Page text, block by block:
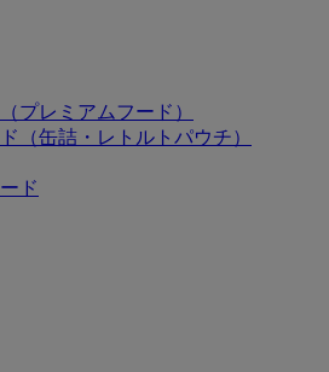
プレミアムフード）
（缶詰・レトルトパウチ）
ド